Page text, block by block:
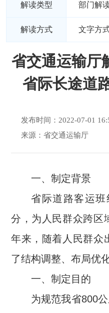
解读类型 部门解
解读方式 文字方
省交通运输厅
省际长途道
发布时间：2022-07-01
来源：省交通运输厅
一、制定背景
省际道路客运
分，为人民群众跨区
年来，随着人民群众
了结构调整、布局优
一、制定目的
为规范我省800